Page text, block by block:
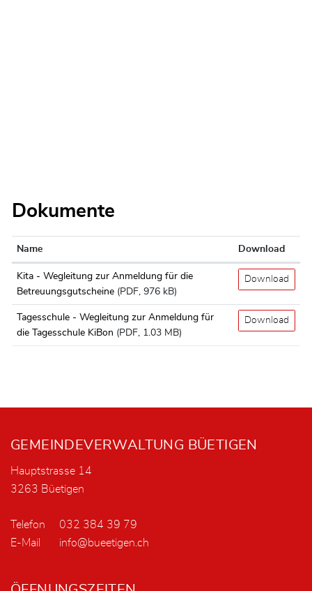
Dokumente
Name Download
Kita - Wegleitung zur Anmeldung für die
Betreuungsgutscheine (PDF, 976 kB)
Download
Tagesschule - Wegleitung zur Anmeldung für
die Tagesschule KiBon (PDF, 1.03 MB)
Download
Fusszeile
GEMEINDEVERWALTUNG BÜETIGEN
Hauptstrasse 14
3263 Büetigen
Telefon
032 384 39 79
E-Mail
info@bueetigen.ch